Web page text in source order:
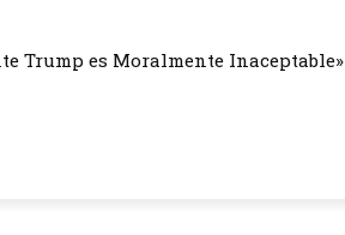
Trump es Moralmente Inaceptable»